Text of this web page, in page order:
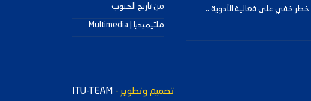
خطر خفي على فعالية الأدوية .. من تاريخ الجنوب
ملتيميديا | Multimedia
تصميم وتطوير - ITU-TEAM